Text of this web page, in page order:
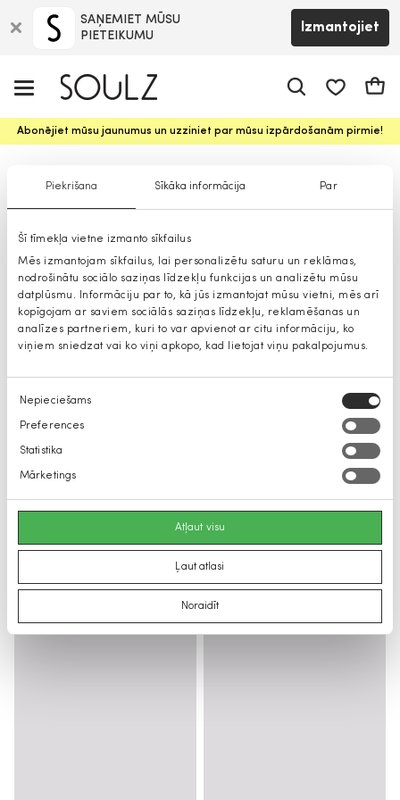
Piekrišana Sīkāka informācija Par
Šī tīmekļa vietne izmanto sīkfailus
Mēs izmantojam sīkfailus, lai personalizētu saturu un reklāmas,
nodrošinātu sociālo saziņas līdzekļu funkcijas un analizētu mūsu
datplūsmu. Informāciju par to, kā jūs izmantojat mūsu vietni, mēs arī
kopīgojam ar saviem sociālās saziņas līdzekļu, reklamēšanas un
analīzes partneriem, kuri to var apvienot ar citu informāciju, ko
viņiem sniedzat vai ko viņi apkopo, kad lietojat viņu pakalpojumus.
Piekrišanas
izvēle
Nepieciešams
Preferences
Statistika
Mārketings
Atļaut visu
Ļaut atlasi
Noraidīt
SAŅEMIET MŪSU
PIETEIKUMU
Izmantojiet
Abonējiet mūsu jaunumus un uzziniet par mūsu izpārdošanām pirmie!
Citi aksesuāri sievietēm